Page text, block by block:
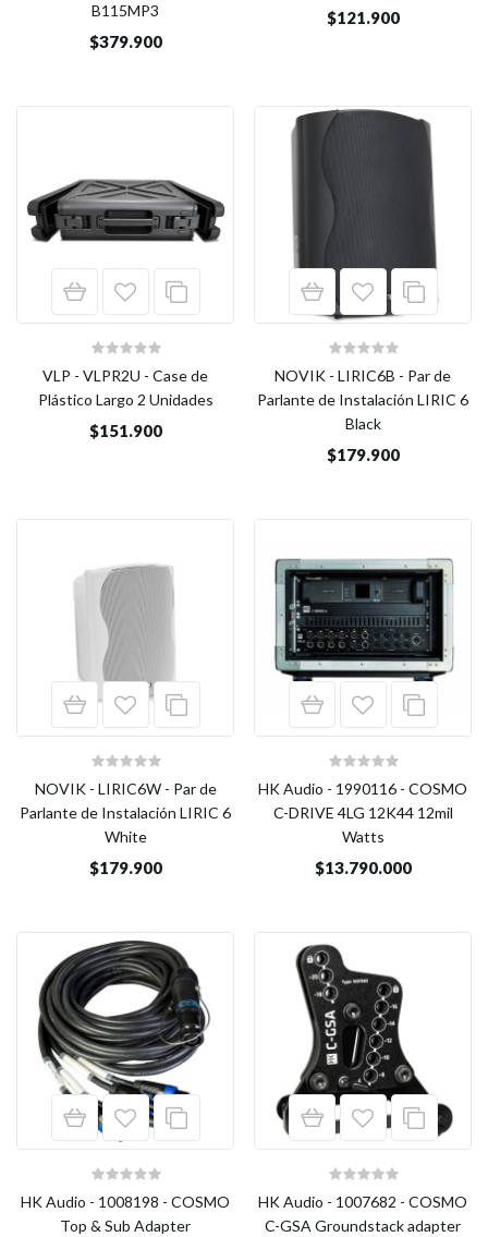
B115MP3
$379.900
$121.900
VLP - VLPR2U - Case de
Plástico Largo 2 Unidades
$151.900
NOVIK - LIRIC6B - Par de
Parlante de Instalación LIRIC 6
Black
$179.900
NOVIK - LIRIC6W - Par de
Parlante de Instalación LIRIC 6
White
$179.900
HK Audio - 1990116 - COSMO
C-DRIVE 4LG 12K44 12mil
Watts
$13.790.000
HK Audio - 1008198 - COSMO
Top & Sub Adapter
HK Audio - 1007682 - COSMO
C-GSA Groundstack adapter